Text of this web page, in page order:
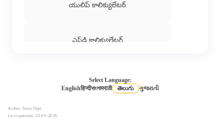
యులిప్ కాలిక్యులేటర్
ఎఫ్‌డి కాలిక్యులేటర్
Online for FREE
Select Language:
Englishहिन्दीবাংলাमराठी తెలుగు ગુજરાતી
Author: Team Digit
Last updated: 22-05-2026